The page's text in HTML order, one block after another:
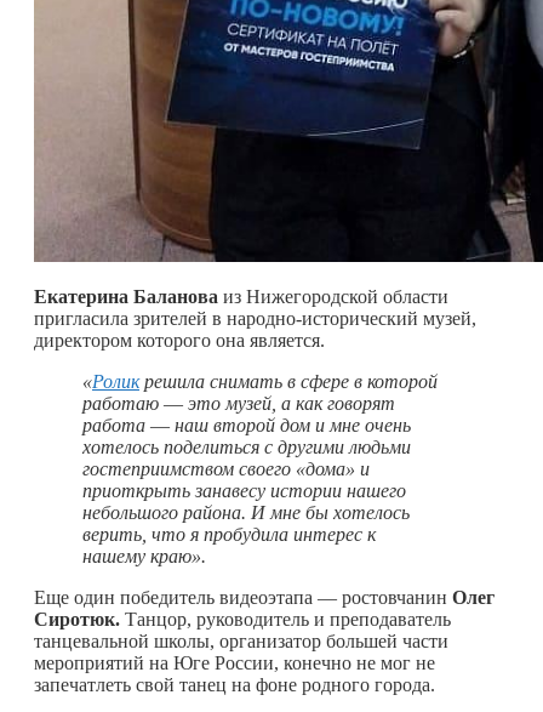
Екатерина Баланова из Нижегородской области
пригласила зрителей в народно-исторический музей,
директором которого она является.
«Ролик решила снимать в сфере в которой
работаю — это музей, а как говорят
работа — наш второй дом и мне очень
хотелось поделиться с другими людьми
гостеприимством своего «дома» и
приоткрыть занавесу истории нашего
небольшого района. И мне бы хотелось
верить, что я пробудила интерес к
нашему краю».
Еще один победитель видеоэтапа — ростовчанин Олег
Сиротюк. Танцор, руководитель и преподаватель
танцевальной школы, организатор большей части
мероприятий на Юге России, конечно не мог не
запечатлеть свой танец на фоне родного города.